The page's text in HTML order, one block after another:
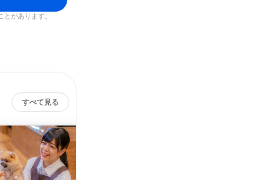
があります。
すべて見る